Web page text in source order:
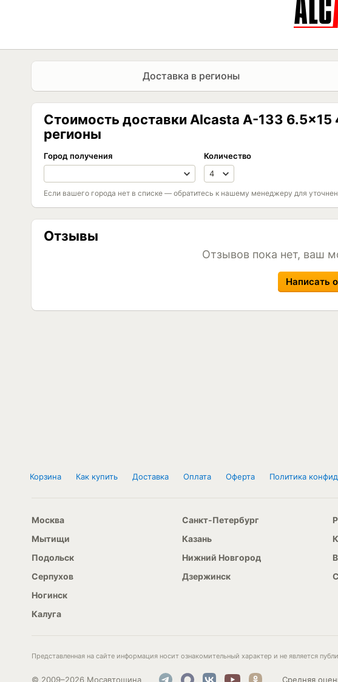
Доставка в регионы
Стоимость доставки Alcasta A-133 6.5x15
регионы
Город получения Количество
Если вашего города нет в списке — обратитесь к нашему менеджеру для
Отзывы
Отзывов пока нет, ваш
Написать
Корзина Как купить Доставка Оплата Оферта Политика
Москва
Мытищи
Подольск
Серпухов
Ногинск
Калуга
Санкт-Петербург
Казань
Нижний Новгород
Дзержинск
Представленная на сайте информация носит ознакомительный характер и не является
© 2009–2026 Мосавтошина Средняя